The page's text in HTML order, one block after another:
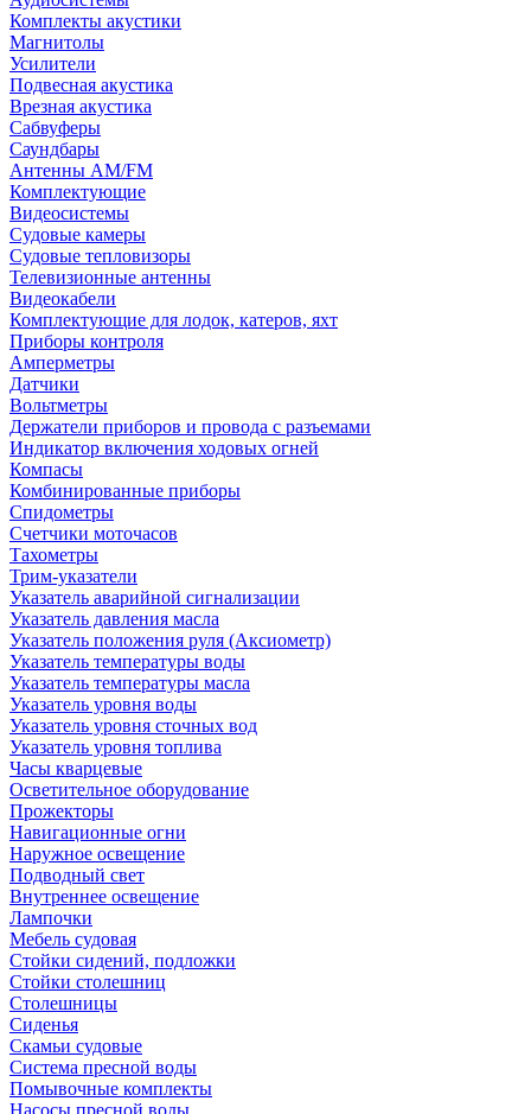
Комплекты акустики
Магнитолы
Усилители
Подвесная акустика
Врезная акустика
Сабвуферы
Саундбары
Антенны AM/FM
Комплектующие
Видеосистемы
Судовые камеры
Cудовые тепловизоры
Телевизионные антенны
Видеокабели
Комплектующие для лодок, катеров, яхт
Приборы контроля
Амперметры
Датчики
Вольтметры
Держатели приборов и провода с разъемами
Индикатор включения ходовых огней
Компасы
Комбинированные приборы
Спидометры
Счетчики моточасов
Тахометры
Трим-указатели
Указатель аварийной сигнализации
Указатель давления масла
Указатель положения руля (Аксиометр)
Указатель температуры воды
Указатель температуры масла
Указатель уровня воды
Указатель уровня сточных вод
Указатель уровня топлива
Часы кварцевые
Осветительное оборудование
Прожекторы
Навигационные огни
Наружное освещение
Подводный свет
Внутреннее освещение
Лампочки
Мебель судовая
Стойки сидений, подложки
Стойки столешниц
Столешницы
Сиденья
Скамьи судовые
Система пресной воды
Помывочные комплекты
Насосы пресной воды